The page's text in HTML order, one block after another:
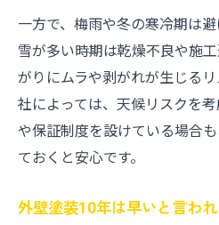
グ戦略
外壁塗装時期と費用
する
無駄な出費を防ぐ外
外壁塗装20年してい
ポイント
なる理由
一方で、梅雨や冬の寒冷期は
雪が多い時期は乾燥不良や施
がりにムラや剥がれが生じる
社によっては、天候リスクを
や保証制度を設けている場合
ておくと安心です。
外壁塗装10年は早いと言わ